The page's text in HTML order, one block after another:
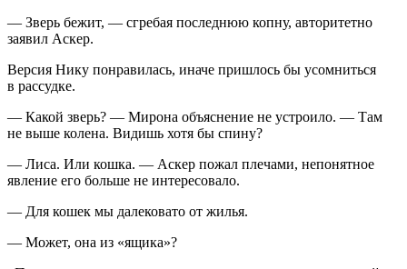
— Зверь бежит, — сгребая последнюю копну, авторитетно
заявил Аскер.
Версия Нику понравилась, иначе пришлось бы усомниться
в рассудке.
— Какой зверь? — Мирона объяснение не устроило. — Там
не выше колена. Видишь хотя бы спину?
— Лиса. Или кошка. — Аскер пожал плечами, непонятное
явление его больше не интересовало.
— Для кошек мы далековато от жилья.
— Может, она из «ящика»?